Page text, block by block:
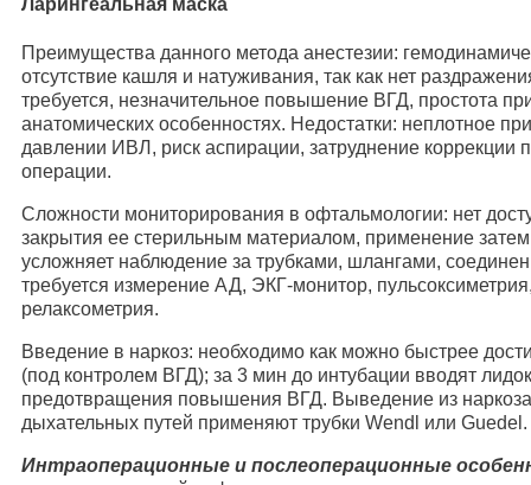
Преимущества данного метода анестезии:
отсутствие кашля и натуживания, так как нет
требуется, незначительное повышение ВГД, простота
анатомических особенностях. Недостатки: неплотное
давлении ИВЛ, риск аспирации, затруднение коррекции
операции.
Сложности мониторирования в офтальмологии: нет
закрытия ее стерильным материалом, применение
усложняет наблюдение за трубками, шлангами,
требуется измерение АД, ЭКГ-монитор,
релаксометрия.
Введение в наркоз: необходимо как можно быстрее
(под контролем ВГД); за 3 мин до интубации вводят
предотвращения повышения ВГД. Выведение из
дыхательных путей применяют трубки Wendl или Guedel.
Интраоперационные и послеоперационные